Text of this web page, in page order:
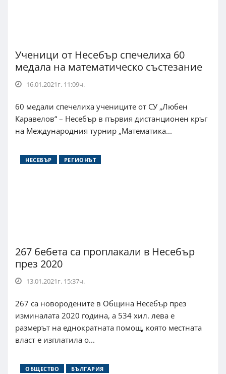
Ученици от Несебър спечелиха 60
медала на математическо състезание
16.01.2021г. 11:09ч.
60 медали спечелиха учениците от СУ „Любен
Каравелов“ – Несебър в първия дистанционен кръг
на Международния турнир „Математика...
НЕСЕБЪР РЕГИОНЪТ
267 бебета са проплакали в Несебър
през 2020
13.01.2021г. 15:37ч.
267 са новородените в Община Несебър през
изминалата 2020 година, а 534 хил. лева е
размерът на еднократната помощ, която местната
власт е изплатила о...
ОБЩЕСТВО БЪЛГАРИЯ